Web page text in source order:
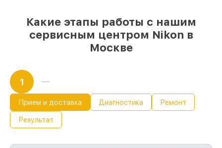
Какие этапы работы с нашим
сервисным центром Nikon в
Москве
1
Прием и доставка Диагностика Ремонт
Результат